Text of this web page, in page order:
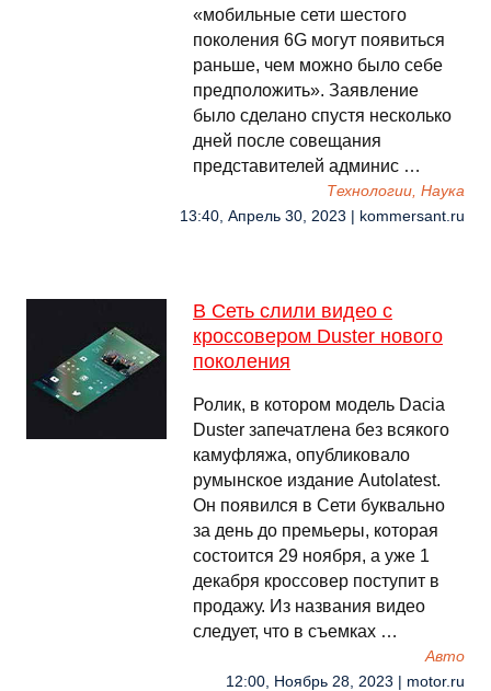
«мобильные сети шестого
поколения 6G могут появиться
раньше, чем можно было себе
предположить». Заявление
было сделано спустя несколько
дней после совещания
представителей админис …
Технологии, Наука
13:40, Апрель 30, 2023 | kommersant.ru
В Сеть слили видео с
кроссовером Duster нового
поколения
Ролик, в котором модель Dacia
Duster запечатлена без всякого
камуфляжа, опубликовало
румынское издание Autolatest.
Он появился в Сети буквально
за день до премьеры, которая
состоится 29 ноября, а уже 1
декабря кроссовер поступит в
продажу. Из названия видео
следует, что в съемках …
Авто
12:00, Ноябрь 28, 2023 | motor.ru